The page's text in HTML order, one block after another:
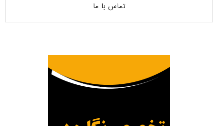
تماس با ما